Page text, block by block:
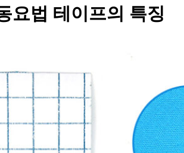
요법 테이프의 특징